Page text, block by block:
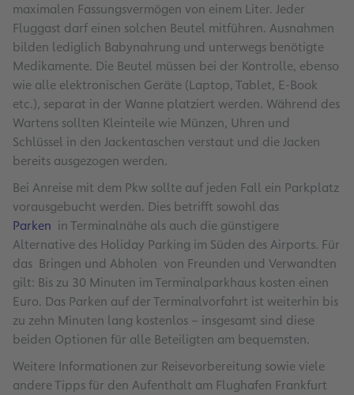
maximalen Fassungsvermögen von einem Liter. Jeder
Fluggast darf einen solchen Beutel mitführen. Ausnahmen
bilden lediglich Babynahrung und unterwegs benötigte
Medikamente. Die Beutel müssen bei der Kontrolle, ebenso
wie alle elektronischen Geräte (Laptop, Tablet, E-Book
etc.), separat in der Wanne platziert werden. Während des
Wartens sollten Kleinteile wie Münzen, Uhren und
Schlüssel in den Jackentaschen verstaut und die Jacken
bereits ausgezogen werden.
Bei Anreise mit dem Pkw sollte auf jeden Fall ein Parkplatz
vorausgebucht werden. Dies betrifft sowohl das
Parken in Terminalnähe als auch die günstigere
Alternative des Holiday Parking im Süden des Airports. Für
das Bringen und Abholen von Freunden und Verwandten
gilt: Bis zu 30 Minuten im Terminalparkhaus kosten einen
Euro. Das Parken auf der Terminalvorfahrt ist weiterhin bis
zu zehn Minuten lang kostenlos – insgesamt sind diese
beiden Optionen für alle Beteiligten am bequemsten.
Weitere Informationen zur Reisevorbereitung sowie viele
andere Tipps für den Aufenthalt am Flughafen Frankfurt